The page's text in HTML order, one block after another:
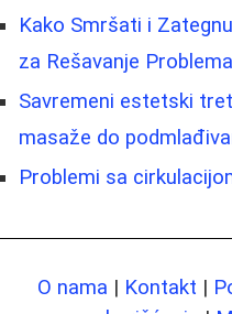
Kako Smršati i
za Rešavanje
Savremeni estetski
masaže do
Problemi sa
O nama | Kontakt |